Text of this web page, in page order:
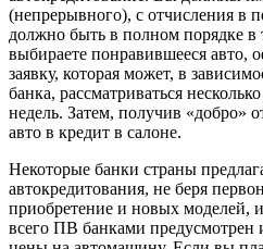
(непрерывного), с отчисления в
должно быть в полном порядке
выбираете понравившееся авто,
заявку, которая может, в
банка, рассматриваться
недель. Затем, получив «добро»
авто в кредит в салоне.
Некоторые банки страны
автокредитования, не беря
приобретение и новых
всего ПВ банками предусмотрен